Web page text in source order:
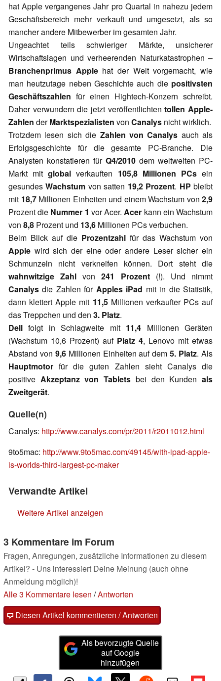
hat Apple vergangenes Jahr pro Quartal in nahezu jedem
Geschäftsbereich mehr verkauft und umgesetzt, als so
mancher andere Mitbewerber im gesamten Jahr.
Ungeachtet teils schwieriger Märkte, unsicherer
Wirtschaftslagen und verheerenden Naturkatastrophen –
Branchenprimus Applehat der Welt vorgemacht, wie
man heutzutage neben Geschichte auch die positivsten
Geschäftszahlen für einen Hightech-Konzern schreibt.
Daher verwundern die jetzt veröffentlichtentollen Apple-
Zahlen derMarktspezialisten von Canalys nicht wirklich.
Trotzdem lesen sich die Zahlen von Canalys auch als
Erfolgsgeschichte für die gesamte PC-Branche. Die
Analysten konstatieren für Q4/2010 dem weltweiten PC-
Markt mitglobal verkauften 105,8 Millionen PCsein
gesundesWachstum von satten 19,2 Prozent. HP bleibt
mit 18,7Millionen Einheiten und einem Wachstum von 2,9
Prozent die Nummer 1 vor Acer.Acer kann ein Wachstum
von 8,8 Prozent und 13,6 Millionen PCs verbuchen.
Beim Blick auf die Prozentzahl für das Wachstum von
Apple wird sich der eine oder andere Leser sicher ein
Schmunzeln nicht verkneifen können. Dort steht die
wahnwitzige Zahl von241 Prozent(!). Und nimmt
Canalys die Zahlen für Apples iPad mit in die Statistik,
dann klettert Apple mit 11,5Millionen verkaufter PCs auf
das Treppchen und den 3. Platz.
Dell folgt in Schlagweite mit 11,4 Millionen Geräten
(Wachstum 10,6 Prozent) auf Platz 4, Lenovo mit etwas
Abstand von 9,6Millionen Einheiten auf dem5. Platz. Als
Hauptmotor für die guten Zahlen sieht Canalys die
positive Akzeptanz von Tablets bei den Kundenals
Zweitgerät.
Quelle(n)
Canalys: http://www.canalys.com/pr/2011/r2011012.html
9to5mac: http://www.9to5mac.com/49145/with-ipad-apple-
is-worlds-third-largest-pc-maker
Verwandte Artikel
Weitere Artikel anzeigen
3 Kommentare im Forum
Fragen, Anregungen, zusätzliche Informationen zu diesem
Artikel? - Uns interessiert Deine Meinung (auch ohne
Anmeldung möglich)!
Alle 3 Kommentare lesen /Antworten
Diesen Artikel kommentieren / Antworten
Als bevorzugte Quelle
auf Google
hinzufügen